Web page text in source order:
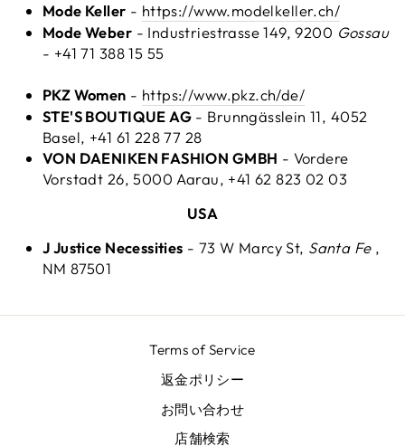
Mode Keller - https://www.modelkeller.ch/
Mode Weber - Industriestrasse 149, 9200 Gossau
- +41 71 388 15 55
PKZ Women - https://www.pkz.ch/de/
STE'S BOUTIQUE AG - Brunngässlein 11, 4052
Basel, +41 61 228 77 28
VON DAENIKEN FASHION GMBH - Vordere
Vorstadt 26, 5000 Aarau, +41 62 823 02 03
USA
J Justice Necessities - 73 W Marcy St, Santa Fe,
NM 87501
Terms of Service
返金ポリシー
お問い合わせ
店舗検索